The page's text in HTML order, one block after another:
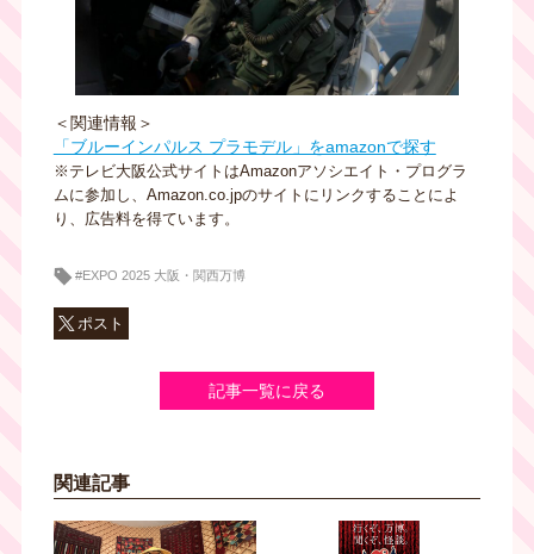
＜関連情報＞
「ブルーインパルス プラモデル」をamazonで探す
※テレビ大阪公式サイトはAmazonアソシエイト・プログラ
ムに参加し、Amazon.co.jpのサイトにリンクすることによ
り、広告料を得ています。
#EXPO 2025 大阪・関西万博
ポスト
記事一覧に戻る
関連記事